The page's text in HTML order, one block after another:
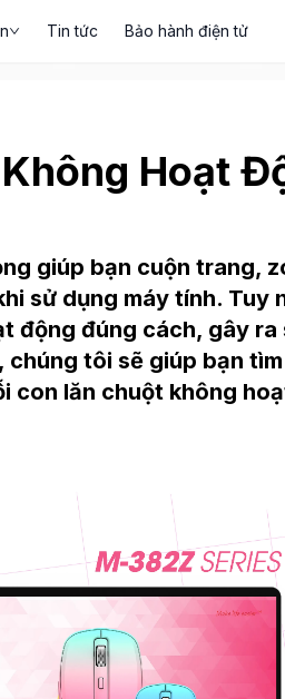
Tin tức Bảo hành điện tử
Hoạt
giúp bạn cuộn trang,
sử dụng máy tính. Tuy
động đúng cách, gây
tôi sẽ giúp bạn
con lăn chuột không